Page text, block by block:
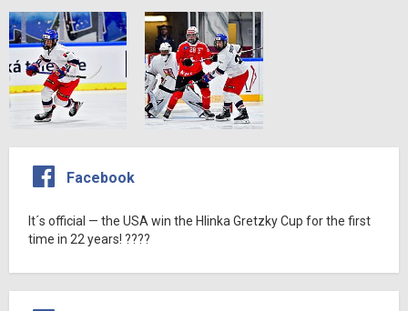
Facebook
It´s official — the USA win the Hlinka Gretzky Cup for the first
time in 22 years! ????